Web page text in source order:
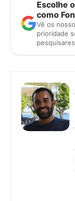
Escolhe
como
Vê os
prioridade